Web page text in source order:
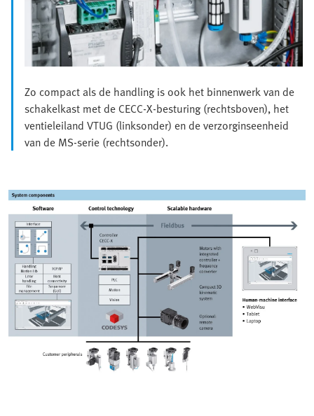
Zo compact als de handling is ook het binnenwerk van de
schakelkast met de CECC-X-besturing (rechtsboven), het
ventieleiland VTUG (linksonder) en de verzorginseenheid
van de MS-serie (rechtsonder).